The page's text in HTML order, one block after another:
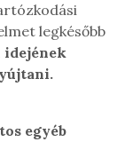
legkésőbb
idejének
egyéb